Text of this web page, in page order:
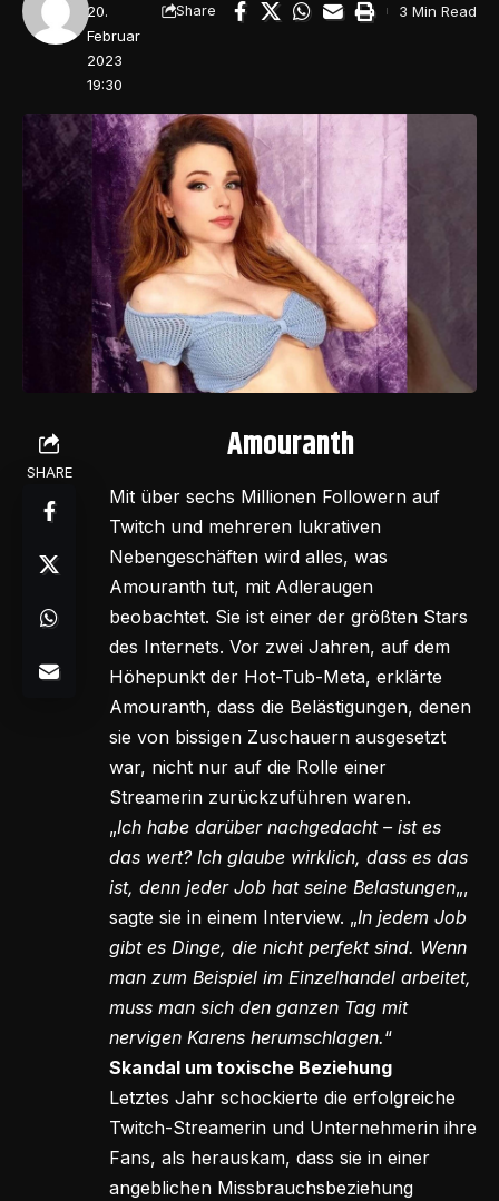
20.
Februar
2023
19:30
Share 3 Min Read
SHARE
Amouranth
Mit über sechs Millionen Followern auf
Twitch und mehreren lukrativen
Nebengeschäften wird alles, was
Amouranth tut, mit Adleraugen
beobachtet. Sie ist einer der größten Stars
des Internets. Vor zwei Jahren, auf dem
Höhepunkt der Hot-Tub-Meta, erklärte
Amouranth, dass die Belästigungen, denen
sie von bissigen Zuschauern ausgesetzt
war, nicht nur auf die Rolle einer
Streamerin zurückzuführen waren.
„Ich habe darüber nachgedacht – ist es
das wert? Ich glaube wirklich, dass es das
ist, denn jeder Job hat seine Belastungen„,
sagte sie in einem Interview. „In jedem Job
gibt es Dinge, die nicht perfekt sind. Wenn
man zum Beispiel im Einzelhandel arbeitet,
muss man sich den ganzen Tag mit
nervigen Karens herumschlagen.“
Skandal um toxische Beziehung
Letztes Jahr schockierte die erfolgreiche
Twitch-Streamerin und Unternehmerin ihre
Fans, als herauskam, dass sie in einer
angeblichen Missbrauchsbeziehung